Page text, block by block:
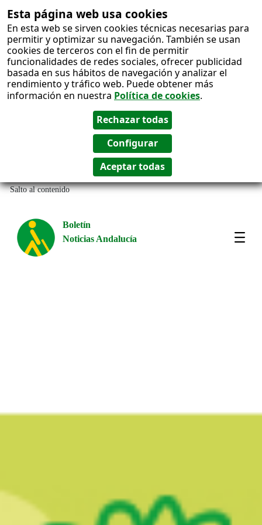
Esta página web usa cookies
En esta web se sirven cookies técnicas necesarias para
permitir y optimizar su navegación. También se usan
cookies de terceros con el fin de permitir
funcionalidades de redes sociales, ofrecer publicidad
basada en sus hábitos de navegación y analizar el
rendimiento y tráfico web. Puede obtener más
información en nuestra Política de cookies.
Salto al contenido
Boletín
Noticias Andalucía